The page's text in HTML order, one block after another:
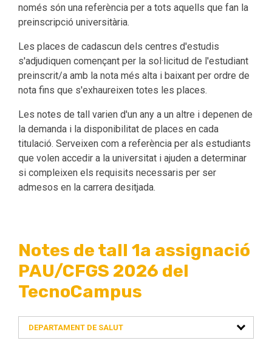
només són una referència per a tots aquells que fan la
preinscripció universitària.
Les places de cadascun dels centres d'estudis
s'adjudiquen començant per la sol·licitud de l'estudiant
preinscrit/a amb la nota més alta i baixant per ordre de
nota fins que s'exhaureixen totes les places.
Les notes de tall varien d'un any a un altre i depenen de
la demanda i la disponibilitat de places en cada
titulació. Serveixen com a referència per als estudiants
que volen accedir a la universitat i ajuden a determinar
si compleixen els requisits necessaris per ser
admesos en la carrera desitjada.
Notes de tall 1a assignació
PAU/CFGS 2026 del
TecnoCampus
DEPARTAMENT DE SALUT